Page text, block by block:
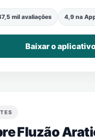
mil avaliações 4,9 na
Baixar o
Fluzão